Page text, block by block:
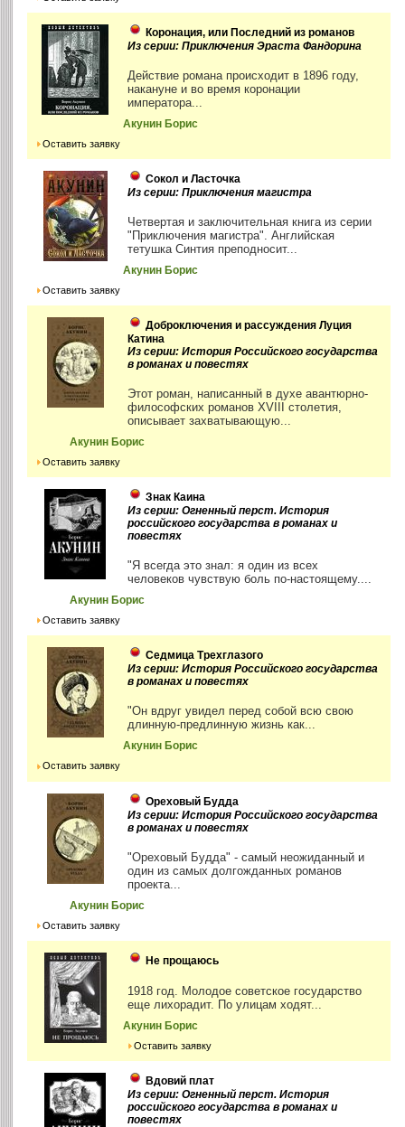
Коронация, или Последний из романов
Из серии: Приключения Эраста Фандорина
Действие романа происходит в 1896 году,
накануне и во время коронации
императора...
Акунин Борис
Оставить заявку
Сокол и Ласточка
Из серии: Приключения магистра
Четвертая и заключительная книга из серии
"Приключения магистра". Английская
тетушка Синтия преподносит...
Акунин Борис
Оставить заявку
Доброключения и рассуждения Луция
Катина
Из серии: История Российского государства
в романах и повестях
Этот роман, написанный в духе авантюрно-
философских романов XVIII столетия,
описывает захватывающую...
Акунин Борис
Оставить заявку
Знак Каина
Из серии: Огненный перст. История
российского государства в романах и
повестях
"Я всегда это знал: я один из всех
человеков чувствую боль по-настоящему....
Акунин Борис
Оставить заявку
Седмица Трехглазого
Из серии: История Российского государства
в романах и повестях
"Он вдруг увидел перед собой всю свою
длинную-предлинную жизнь как...
Акунин Борис
Оставить заявку
Ореховый Будда
Из серии: История Российского государства
в романах и повестях
"Ореховый Будда" - самый неожиданный и
один из самых долгожданных романов
проекта...
Акунин Борис
Оставить заявку
Не прощаюсь
1918 год. Молодое советское государство
еще лихорадит. По улицам ходят...
Акунин Борис
Оставить заявку
Вдовий плат
Из серии: Огненный перст. История
российского государства в романах и
повестях